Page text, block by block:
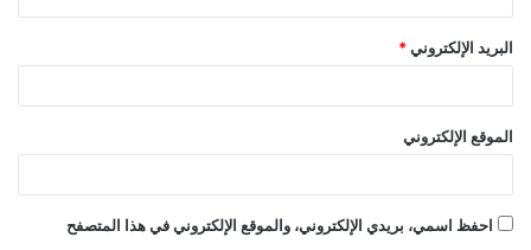
البريد الإلكتروني *
الموقع الإلكتروني
احفظ اسمي، بريدي الإلكتروني، والموقع الإلكتروني في هذا المتصفح